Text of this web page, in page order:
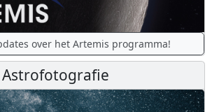
over het Artemis programma!
Astrofotografie